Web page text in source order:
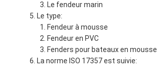
Le fendeur marin
Le type:
Fendeur à mousse
Fendeur en PVC
Fenders pour bateaux en mousse
La norme ISO 17357 est suivie: